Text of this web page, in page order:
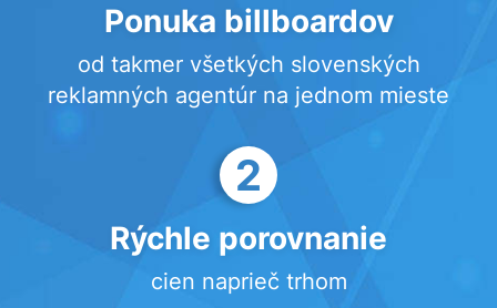
Ponuka billboardov
od takmer všetkých slovenských
reklamných agentúr na jednom mieste
2
Rýchle porovnanie
cien naprieč trhom